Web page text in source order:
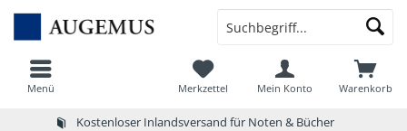
Kostenloser Inlandsversand für Noten & Bücher
Menü Warenkorb
Merkzettel Mein Konto